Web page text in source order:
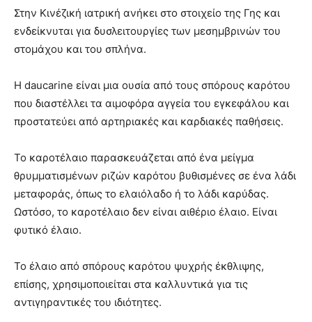
Στην Κινέζική ιατρική ανήκει στο στοιχείο της Γης και
ενδείκνυται για δυσλειτουργίες των μεσημβρινών του
στομάχου και του σπλήνα.
Η daucarine είναι μια ουσία από τους σπόρους καρότου
που διαστέλλει τα αιμοφόρα αγγεία του εγκεφάλου και
προστατεύει από αρτηριακές και καρδιακές παθήσεις.
Το καροτέλαιο παρασκευάζεται από ένα μείγμα
θρυμματισμένων ριζών καρότου βυθισμένες σε ένα λάδι
μεταφοράς, όπως το ελαιόλαδο ή το λάδι καρύδας.
Ωστόσο, το καροτέλαιο δεν είναι αιθέριο έλαιο. Είναι
φυτικό έλαιο.
Το έλαιο από σπόρους καρότου ψυχρής έκθλιψης,
επίσης, χρησιμοποιείται στα καλλυντικά για τις
αντιγηραντικές του ιδιότητες.